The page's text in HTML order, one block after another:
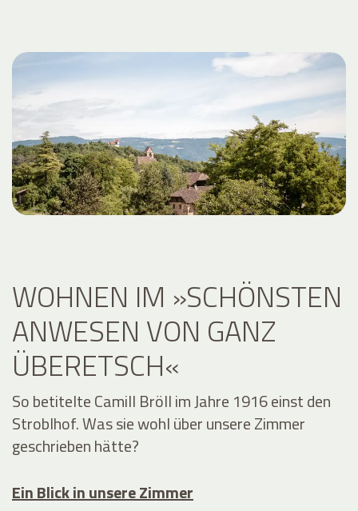
WOHNEN IM »SCHÖNSTEN
ANWESEN VON GANZ
ÜBERETSCH«
So betitelte Camill Bröll im Jahre 1916 einst den
Stroblhof. Was sie wohl über unsere Zimmer
geschrieben hätte?
Ein Blick in unsere Zimmer